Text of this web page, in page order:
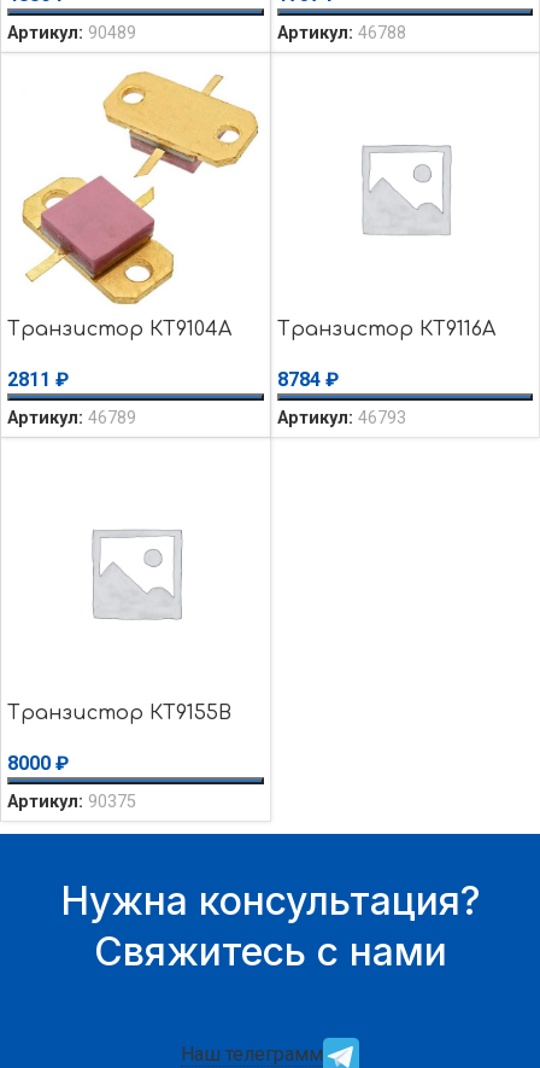
Артикул: 90489 Артикул: 46788
Транзистор КТ9104А
2811 ₽
Артикул: 46789
Транзистор КТ9116А
8784 ₽
Артикул: 46793
Транзистор КТ9155В
8000 ₽
Артикул: 90375
Нужна консультация?
Свяжитесь с нами
Наш телеграмм